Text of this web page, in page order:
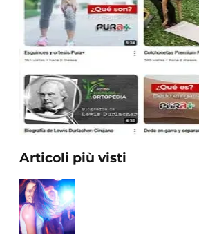
Articoli più visti